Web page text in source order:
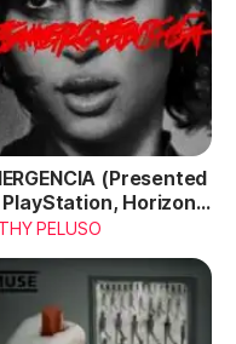
(Presented
PlayStation, Horizon
West)
PELUSO